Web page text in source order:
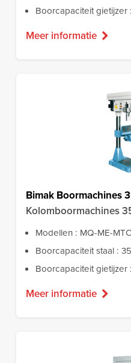
Boorcapaciteit gietijzer
Meer informatie
Bimak Boormachines
Kolomboormachines
Modellen : MQ-ME-
Boorcapaciteit staal :
Boorcapaciteit gietijzer
Meer informatie